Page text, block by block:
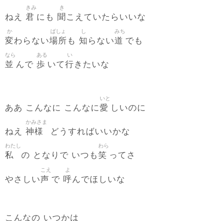
ねえ 君
きみ
にも 聞
き
こえていたらいいな
変
か
わらない場所
ばしょ
も 知
し
らない道
みち
でも
並
なら
んで 歩
ある
いて行
い
きたいな
ああ こんなに こんなに愛
いと
しいのに
ねえ 神様
かみさま
どうすればいいかな
私
わたし
の となりで いつも笑
わら
ってさ
やさしい声
こえ
で 呼
よ
んでほしいな
こんなの いつかは